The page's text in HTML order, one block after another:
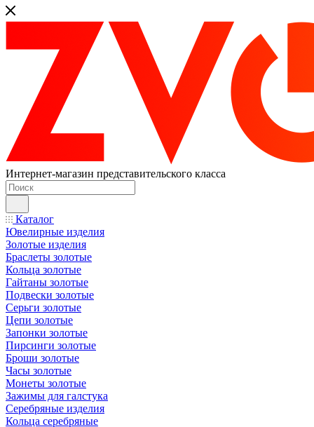
Интернет-магазин представительского класса
Каталог
Ювелирные изделия
Золотые изделия
Браслеты золотые
Кольца золотые
Гайтаны золотые
Подвески золотые
Серьги золотые
Цепи золотые
Запонки золотые
Пирсинги золотые
Броши золотые
Часы золотые
Монеты золотые
Зажимы для галстука
Серебряные изделия
Кольца серебряные